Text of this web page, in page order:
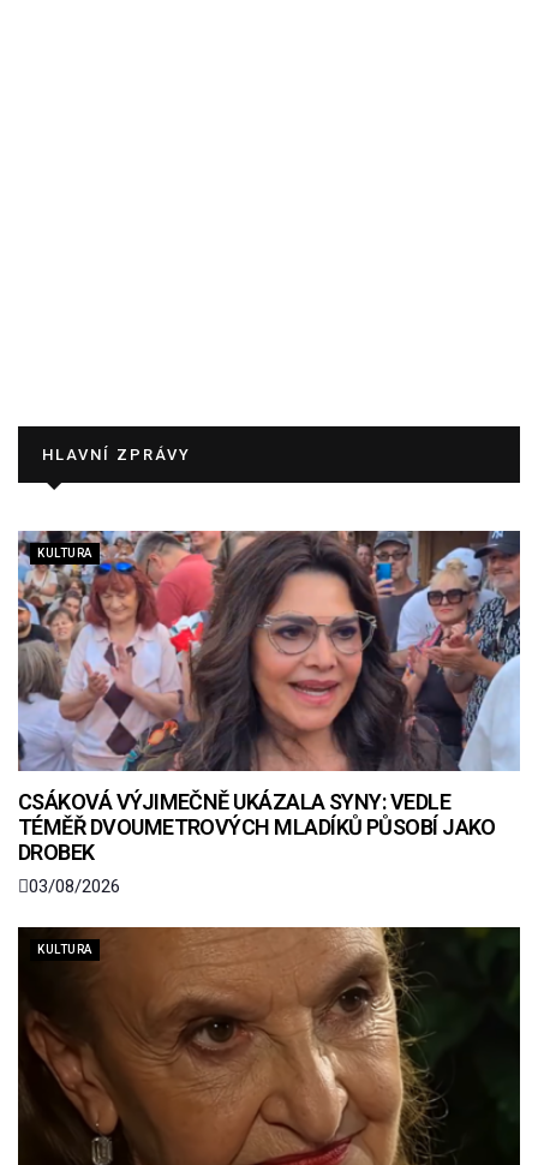
HLAVNÍ ZPRÁVY
KULTURA
CSÁKOVÁ VÝJIMEČNĚ UKÁZALA SYNY: VEDLE
TÉMĚŘ DVOUMETROVÝCH MLADÍKŮ PŮSOBÍ JAKO
DROBEK
03/08/2026
KULTURA